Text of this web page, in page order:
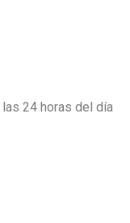
24 horas del día